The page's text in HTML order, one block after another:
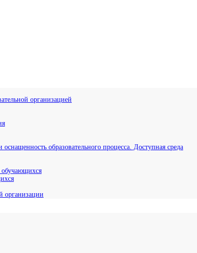
организацией
образовательного процесса. Доступная среда
обучающихся
организации